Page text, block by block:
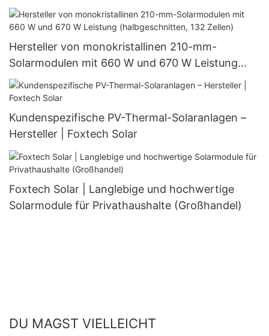
für den Außenbereich (60 W, 80 W, 100 W).
Hersteller von monokristallinen 210-mm-
Solarmodulen mit 660 W und 670 W Leistung
(halbgeschnitten, 132 Zellen)
Kundenspezifische PV-Thermal-Solaranlagen –
Hersteller | Foxtech Solar
Foxtech Solar | Langlebige und hochwertige
Solarmodule für Privathaushalte (Großhandel)
DU MAGST VIELLEICHT